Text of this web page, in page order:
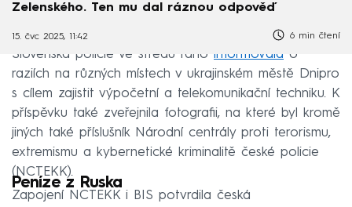
Zelenského. Ten mu dal ráznou odpověď
15. čvc 2025, 11:42 6 min čtení
Slovenská policie ve středu ráno informovala o
raziích na různých místech v ukrajinském městě Dnipro
s cílem zajistit výpočetní a telekomunikační techniku. K
příspěvku také zveřejnila fotografii, na které byl kromě
jiných také příslušník Národní centrály proti terorismu,
extremismu a kybernetické kriminalitě české policie
(NCTEKK).
Peníze z Ruska
Zapojení NCTEKK i BIS potvrdila česká